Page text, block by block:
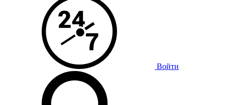
Войти